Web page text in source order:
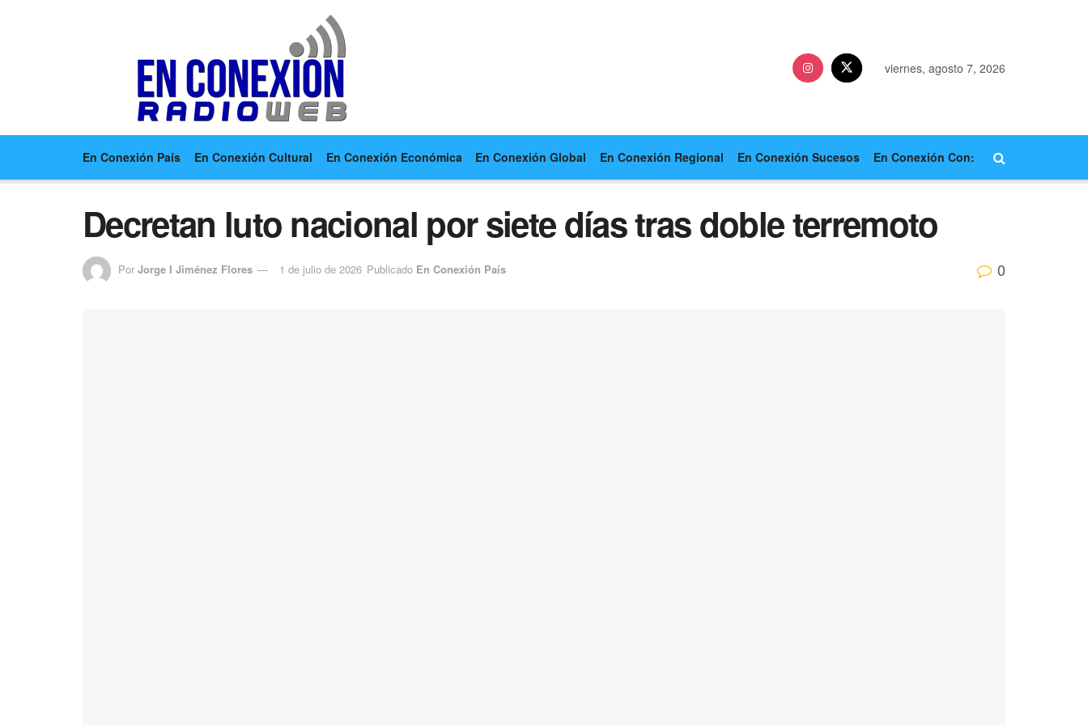
viernes, agosto 7, 2026
En Conexión País En Conexión Cultural En Conexión Económica En Conexión Global En Conexión Regional En Conexión Sucesos En Conexión Con:
Decretan luto nacional por siete días tras doble terremoto
Por Jorge I Jiménez Flores 1 de julio de 2026 Publicado En Conexión País 0